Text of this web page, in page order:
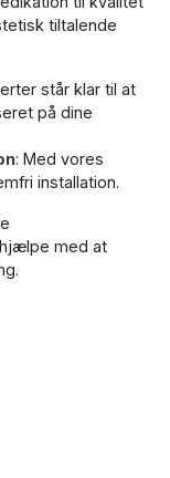
tiltalende
står klar til at
på dine
: Med vores
installation.
med at